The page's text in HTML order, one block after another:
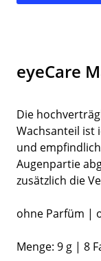
eyeCare
Die
Wachsanteil ist
und
Augenpartie
zusätzlich die
ohne Parfüm |
Menge: 9 g | 8